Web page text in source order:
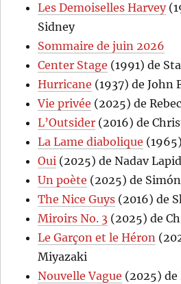
Les Demoiselles Harvey
Sidney
Sommaire de juin 2026
Center Stage (1991) de
Hurricane (1937) de John
Vie privée (2025) de
L’Outsider (2016) de
La Lame diabolique
Oui (2025) de Nadav Lapid
Un poète (2025) de
The Nice Guys (2016) de
Miroirs No. 3 (2025) de
Le Garçon et le Héron
Miyazaki
Nouvelle Vague (2025)